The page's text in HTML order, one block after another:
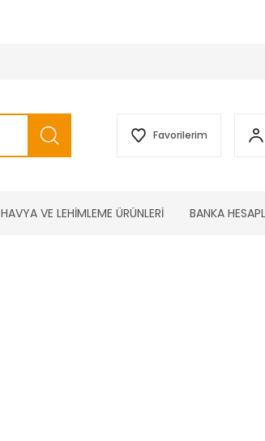
Favorilerim
HAVYA VE LEHİMLEME ÜRÜNLERİ BANKA